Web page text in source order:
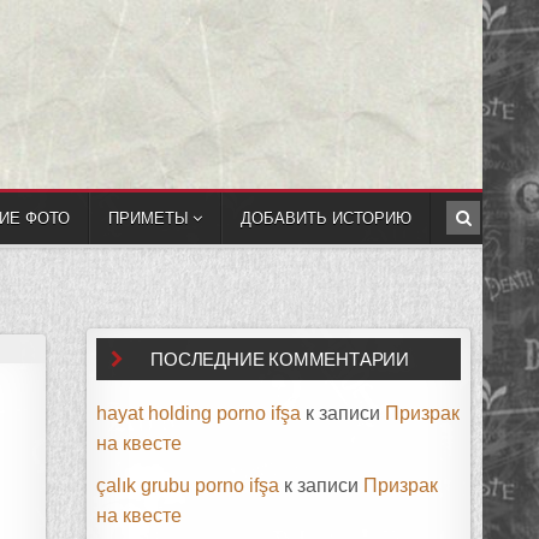
ФОТО ПРИМЕТЫ ДОБАВИТЬ ИСТОРИЮ
ПОСЛЕДНИЕ КОММЕНТАРИИ
hayat holding porno ifşa к записи Призрак
на квесте
çalık grubu porno ifşa к записи Призрак
на квесте